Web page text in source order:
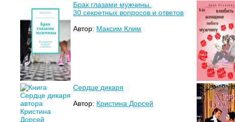
Брак глазами мужчины.
30 секретных вопросов и ответов
Автор: Максим Клим
Сердце дикаря
Автор: Кристина Дорсей